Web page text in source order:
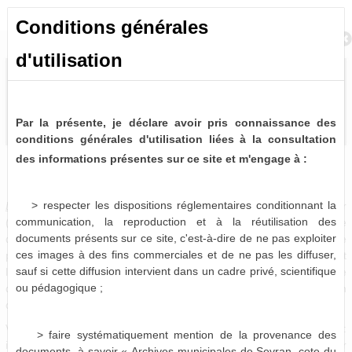
Délibérations du Conseil Municipal (1838-2014)
Délibérations du Conseil municipal. -A intervalle régulier
(mensuellement en règle générale), les élus se réunissent afin de
débattre de questions relatives à la vie de la commune. Chaque
point abordé en séance fait l'objet d'un vote, dont le résultat fait
l'objet d'un acte administratif officiel : la délibération. Chaque
délibération se voit attribué un numéro définitif correspondant à son
Vous pouvez donc les retrouver sous trois formes distinctes :
intégrées aux registres correspondant, insérées dans leur dossier
Conditions générales
d'utilisation
Par la présente, je déclare avoir pris connaissance des
conditions générales d'utilisation liées à la consultation
des informations présentes sur ce site et m'engage à :
> respecter les dispositions réglementaires conditionnant la
communication, la reproduction et à la réutilisation des
documents présents sur ce site, c'est-à-dire de ne pas exploiter
ces images à des fins commerciales et de ne pas les diffuser,
sauf si cette diffusion intervient dans un cadre privé, scientifique
ou pédagogique ;
> faire systématiquement mention de la provenance des